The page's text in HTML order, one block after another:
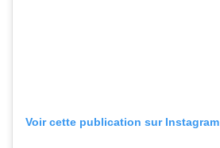
Voir cette publication sur Instagram